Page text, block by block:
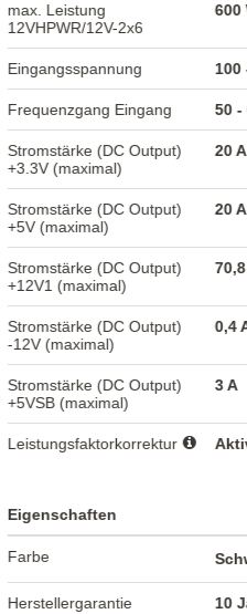
max. Leistung
12VHPWR/12V-2x6
600
Eingangsspannung 100
Frequenzgang Eingang 50 -
Stromstärke (DC Output)
+3.3V (maximal)
20 A
Stromstärke (DC Output)
+5V (maximal)
20 A
Stromstärke (DC Output)
+12V1 (maximal)
Stromstärke (DC Output)
-12V (maximal)
0,4
Stromstärke (DC Output)
+5VSB (maximal)
3 A
Leistungsfaktorkorrektur
Eigenschaften
Farbe
Herstellergarantie 10